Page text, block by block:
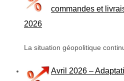
commandes et
2026
La situation géopolitique
Avril 2026 –